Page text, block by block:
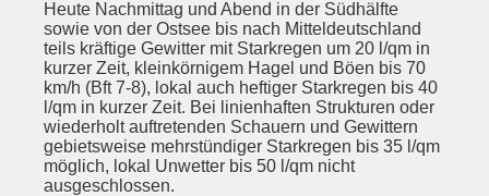
Heute Nachmittag und Abend in der Südhälfte
sowie von der Ostsee bis nach Mitteldeutschland
teils kräftige Gewitter mit Starkregen um 20 l/qm in
kurzer Zeit, kleinkörnigem Hagel und Böen bis 70
km/h (Bft 7-8), lokal auch heftiger Starkregen bis 40
l/qm in kurzer Zeit. Bei linienhaften Strukturen oder
wiederholt auftretenden Schauern und Gewittern
gebietsweise mehrstündiger Starkregen bis 35 l/qm
möglich, lokal Unwetter bis 50 l/qm nicht
ausgeschlossen.